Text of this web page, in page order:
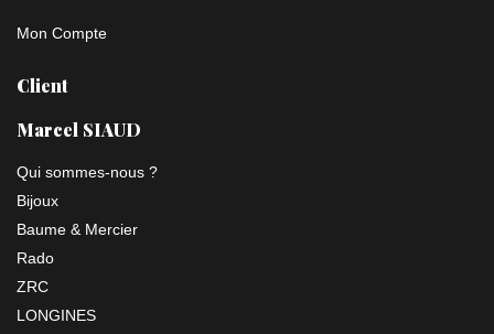
Mon Compte
Client
Marcel SIAUD
Qui sommes-nous ?
Bijoux
Baume & Mercier
Rado
ZRC
LONGINES